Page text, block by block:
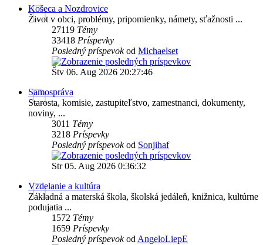
Košeca a Nozdrovice
Život v obci, problémy, pripomienky, námety, sťažnosti ...
27119 Témy
33418 Príspevky
Posledný príspevokod Michaelset
Štv 06. Aug 2026 20:27:46
Samospráva
Starosta, komisie, zastupiteľstvo, zamestnanci, dokumenty,
noviny, ...
3011 Témy
3218 Príspevky
Posledný príspevokod Sonjihaf
Str 05. Aug 2026 0:36:32
Vzdelanie a kultúra
Základná a materská škola, školská jedáleň, knižnica, kultúrne
podujatia ...
1572 Témy
1659 Príspevky
Posledný príspevokod AngeloLiepE